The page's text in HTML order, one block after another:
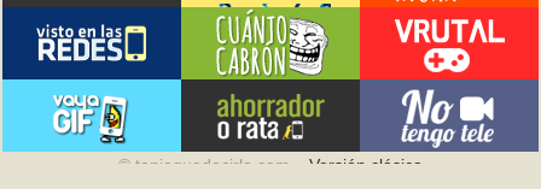
© teniaquedecirlo.com – Versión clásica